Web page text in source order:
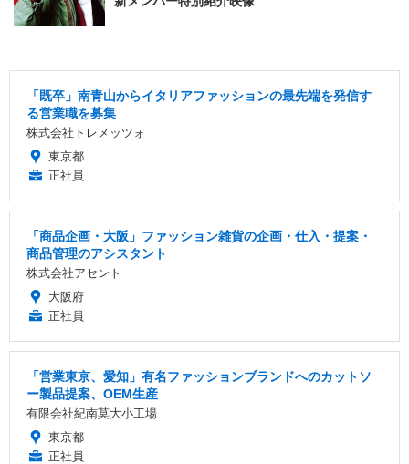
「既卒」南青山からイタリアファッションの最先端を発信す
る営業職を募集
株式会社トレメッツォ
東京都
正社員
「商品企画・大阪」ファッション雑貨の企画・仕入・提案・
商品管理のアシスタント
株式会社アセント
大阪府
正社員
「営業東京、愛知」有名ファッションブランドへのカットソ
ー製品提案、OEM生産
有限会社紀南莫大小工場
東京都
正社員